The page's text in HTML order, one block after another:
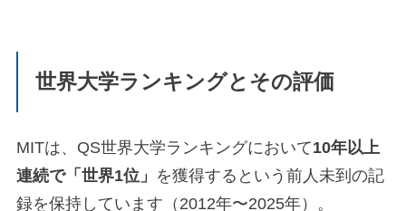
世界大学ランキングとその評価
MITは、QS世界大学ランキングにおいて10年以上
連続で「世界1位」 を獲得するという前人未到の記
録を保持しています（2012年〜2025年）。